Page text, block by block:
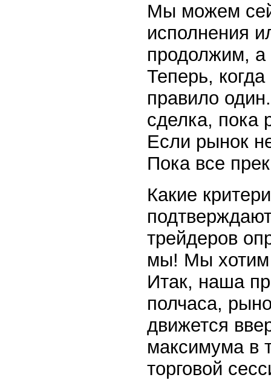
Мы можем
исполнения
продолжим, а
Теперь,
правило
сделка, пока
Если рынок
Пока все
Какие
трейдеров
мы! Мы хотим
Итак, наша
полчаса,
движется
максимума в
торговой